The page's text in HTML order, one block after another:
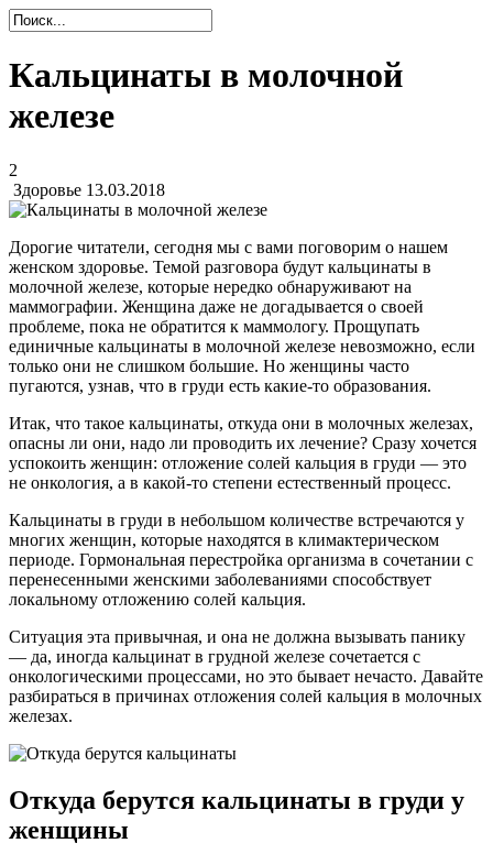
Кальцинаты в молочной
железе
2
Здоровье 13.03.2018
Дорогие читатели, сегодня мы с вами поговорим о нашем
женском здоровье. Темой разговора будут кальцинаты в
молочной железе, которые нередко обнаруживают на
маммографии. Женщина даже не догадывается о своей
проблеме, пока не обратится к маммологу. Прощупать
единичные кальцинаты в молочной железе невозможно, если
только они не слишком большие. Но женщины часто
пугаются, узнав, что в груди есть какие-то образования.
Итак, что такое кальцинаты, откуда они в молочных железах,
опасны ли они, надо ли проводить их лечение? Сразу хочется
успокоить женщин: отложение солей кальция в груди — это
не онкология, а в какой-то степени естественный процесс.
Кальцинаты в груди в небольшом количестве встречаются у
многих женщин, которые находятся в климактерическом
периоде. Гормональная перестройка организма в сочетании с
перенесенными женскими заболеваниями способствует
локальному отложению солей кальция.
Ситуация эта привычная, и она не должна вызывать панику
— да, иногда кальцинат в грудной железе сочетается с
онкологическими процессами, но это бывает нечасто. Давайте
разбираться в причинах отложения солей кальция в молочных
железах.
Откуда берутся кальцинаты в груди у
женщины